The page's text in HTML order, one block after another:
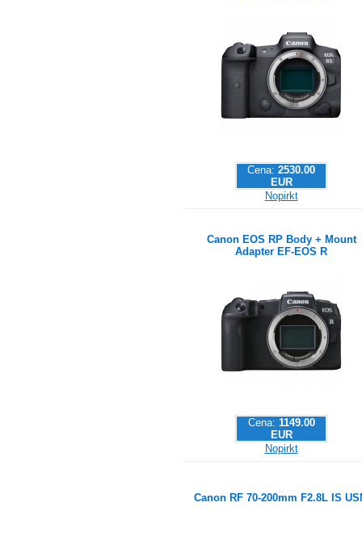
Cena: 2530.00
EUR
Nopirkt
Canon EOS RP Body + Mount
Adapter EF-EOS R
Cena: 1149.00
EUR
Nopirkt
Canon RF 70-200mm F2.8L IS